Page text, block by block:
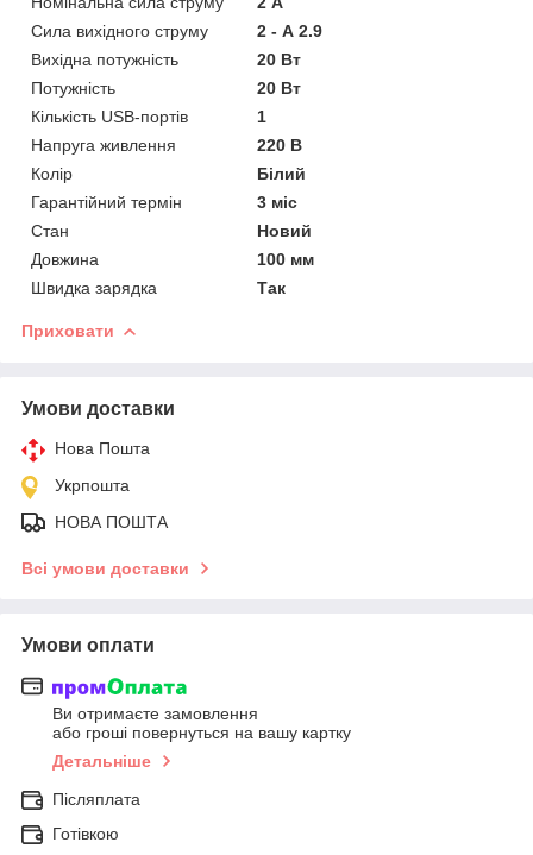
Сила вихідного струму
2 - А 2.9
Вихідна потужність
20 Вт
Потужність
20 Вт
Кількість USB-портів
1
Напруга живлення
220 В
Колір
Білий
Гарантійний термін
3 міс
Стан
Новий
Довжина
100 мм
Швидка зарядка
Так
Приховати
Умови доставки
Нова Пошта
Укрпошта
НОВА ПОШТА
Всі умови доставки
Умови оплати
Ви отримаєте замовлення
або гроші повернуться на вашу картку
Детальніше
Післяплата
Готівкою